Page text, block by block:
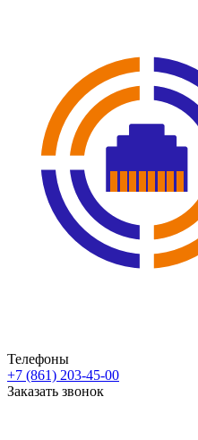
Телефоны
+7 (861) 203-45-00
Заказать звонок